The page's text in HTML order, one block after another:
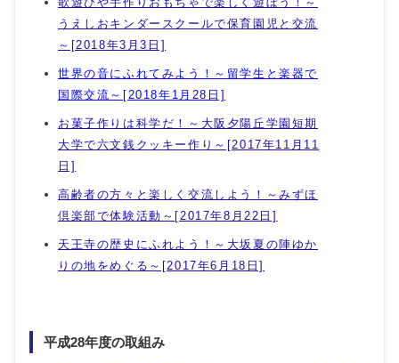
うえしおキンダースクールで保育園児と交流
～[2018年3月3日]
世界の音にふれてみよう！～留学生と楽器で
国際交流～[2018年1月28日]
お菓子作りは科学だ！～大阪夕陽丘学園短期
大学で六文銭クッキー作り～[2017年11月11
日]
高齢者の方々と楽しく交流しよう！～みずほ
倶楽部で体験活動～[2017年8月22日]
天王寺の歴史にふれよう！～大坂夏の陣ゆか
りの地をめぐる～[2017年6月18日]
平成28年度の取組み